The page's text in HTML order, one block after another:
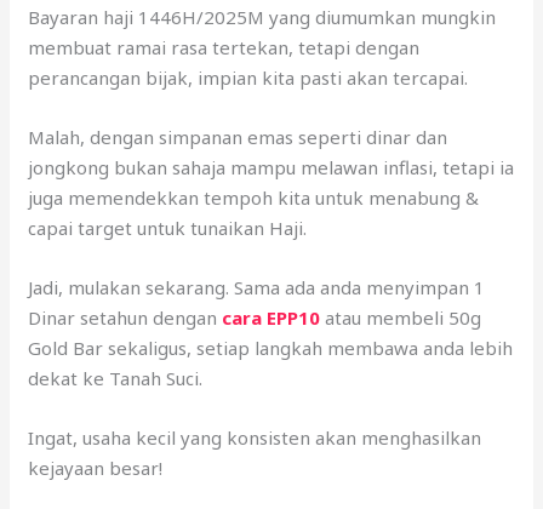
Bayaran haji 1446H/2025M yang diumumkan mungkin
membuat ramai rasa tertekan, tetapi dengan
perancangan bijak, impian kita pasti akan tercapai.
Malah, dengan simpanan emas seperti dinar dan
jongkong bukan sahaja mampu melawan inflasi, tetapi ia
juga memendekkan tempoh kita untuk menabung &
capai target untuk tunaikan Haji.
Jadi, mulakan sekarang. Sama ada anda menyimpan 1
Dinar setahun dengan cara EPP10 atau membeli 50g
Gold Bar sekaligus, setiap langkah membawa anda lebih
dekat ke Tanah Suci.
Ingat, usaha kecil yang konsisten akan menghasilkan
kejayaan besar!